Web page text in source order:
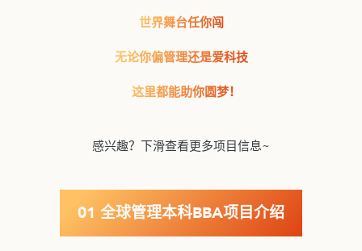
世界舞台任你闯
无论你偏管理还是爱科技
这里都能助你圆梦！
感兴趣？下滑查看更多项目信息~
01 全球管理本科BBA项目介绍